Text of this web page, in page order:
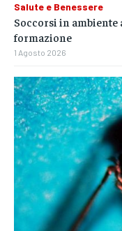
Salute e Benessere
Soccorsi in ambiente
formazione
1 Agosto 2026